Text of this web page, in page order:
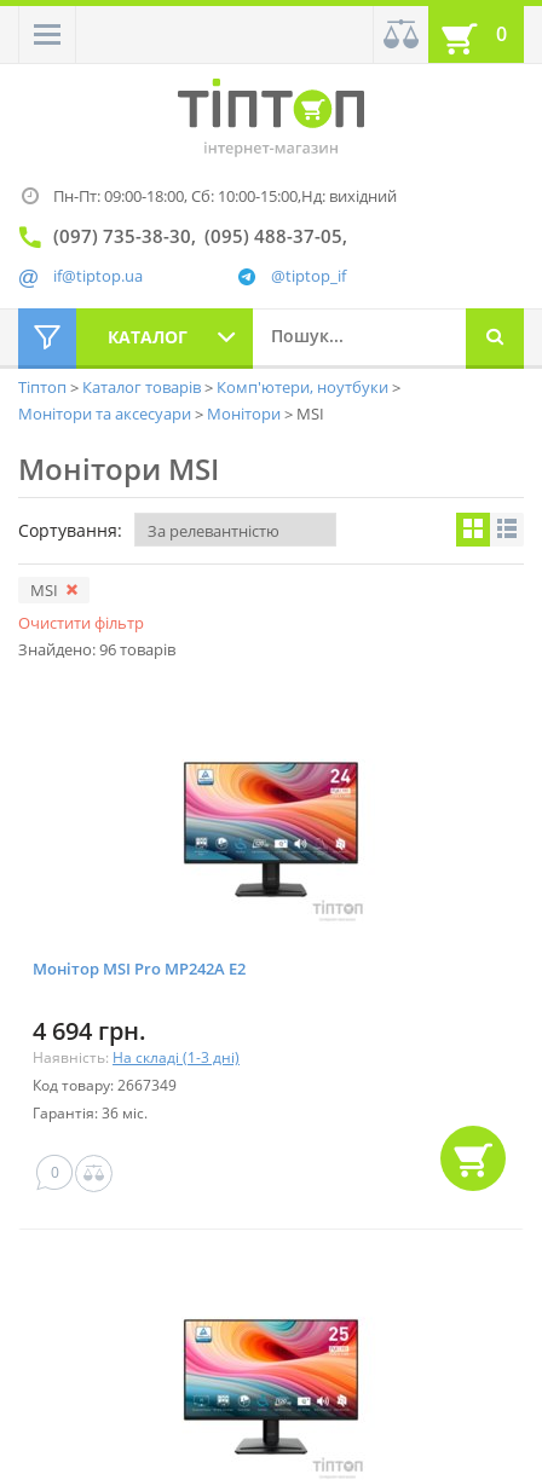
0
Пн-Пт: 09:00-18:00,Сб: 10:00-15:00,Нд: вихідний
(097) 735-38-30 (095) 488-37-05
@tiptop_if
if@tiptop.ua
КАТАЛОГ
Тіптоп Каталог товарів
Комп'ютери, ноутбуки
Монітори та аксесуари
Монітори MSI
Монітори MSI
Сортування:
MSI
Очистити фільтр
Знайдено: 96 товарів
Монітор MSI Pro MP242A E2
4 694 грн.
Наявність: На складі (1-3 дні)
Код товару: 2667349
Гарантія: 36 міс.
0